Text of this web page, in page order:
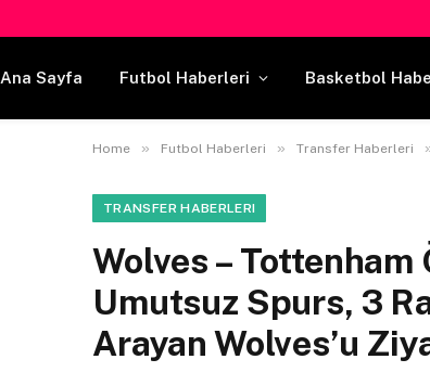
Ana Sayfa Futbol Haberleri Basketbol
Home » Futbol Haberleri » Transfer Haberleri
TRANSFER HABERLERI
Wolves – Tottenham
Umutsuz Spurs, 3
Arayan Wolves’u